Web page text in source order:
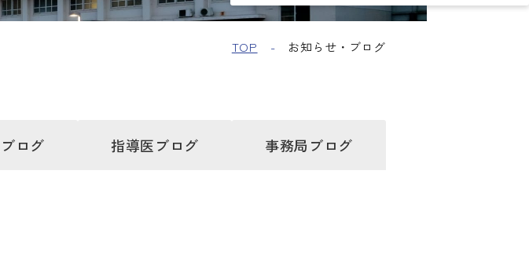
TOP お知らせ・ブログ
ブログ 指導医ブログ 事務局 ブログ